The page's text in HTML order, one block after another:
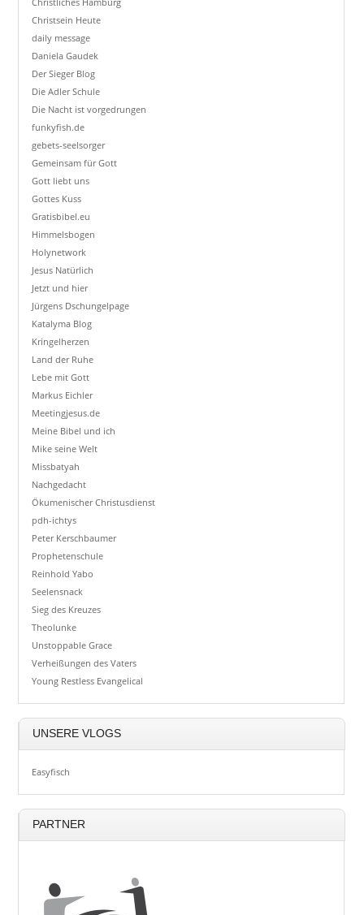
Christsein Heute
daily message
Daniela Gaudek
Der Sieger Blog
Die Adler Schule
Die Nacht ist vorgedrungen
funkyfish.de
gebets-seelsorger
Gemeinsam für Gott
Gott liebt uns
Gottes Kuss
Gratisbibel.eu
Himmelsbogen
Holynetwork
Jesus Natürlich
Jetzt und hier
Jürgens Dschungelpage
Katalyma Blog
Kringelherzen
Land der Ruhe
Lebe mit Gott
Markus Eichler
Meetingjesus.de
Meine Bibel und ich
Mike seine Welt
Missbatyah
Nachgedacht
Ökumenischer Christusdienst
pdh-ichtys
Peter Kerschbaumer
Prophetenschule
Reinhold Yabo
Seelensnack
Sieg des Kreuzes
Theolunke
Unstoppable Grace
Verheißungen des Vaters
Young Restless Evangelical
UNSERE VLOGS
Easyfisch
PARTNER